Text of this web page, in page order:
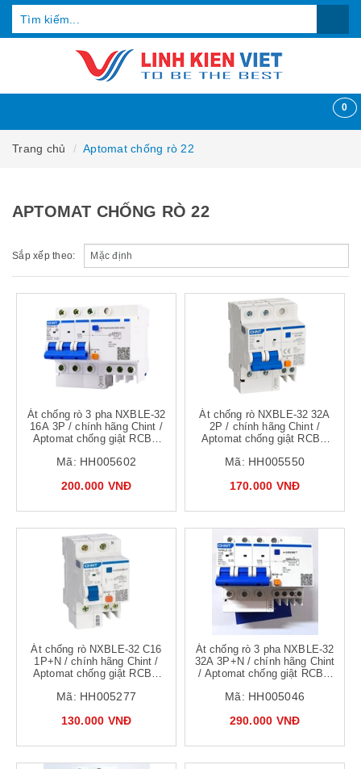
0
Trang chủ Aptomat chống rò 22
APTOMAT CHỐNG RÒ 22
Sắp xếp theo:
Át chống rò 3 pha NXBLE-32
16A 3P / chính hãng Chint /
Aptomat chống giật RCBO
Mã: HH005602
200.000 VNĐ
Át chống rò NXBLE-32 32A
2P / chính hãng Chint /
Aptomat chống giật RCBO
Mã: HH005550
170.000 VNĐ
Át chống rò NXBLE-32 C16
1P+N / chính hãng Chint /
Aptomat chống giật RCBO
Mã: HH005277
130.000 VNĐ
Át chống rò 3 pha NXBLE-32
32A 3P+N / chính hãng Chint
/ Aptomat chống giật RCBO
Mã: HH005046
290.000 VNĐ